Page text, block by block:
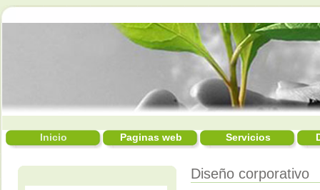
Inicio Paginas web Servicios
Diseño corporativo